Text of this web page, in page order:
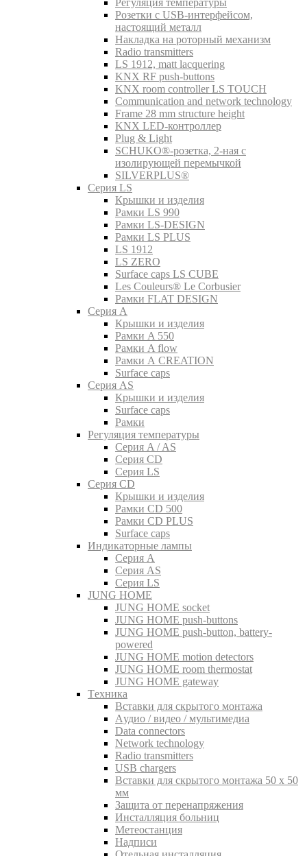
Регуляция температуры
Розетки с USB-интерфейсом,
настоящий металл
Накладка на роторный механизм
Radio transmitters
LS 1912, matt lacquering
KNX RF push-buttons
KNX room controller LS TOUCH
Communication and network technology
Frame 28 mm structure height
KNX LED-контроллер
Plug & Light
SCHUKO®-розетка, 2-ная с
изолирующей перемычкой
SILVERPLUS®
Серия LS
Крышки и изделия
Рамки LS 990
Рамки LS-DESIGN
Рамки LS PLUS
LS 1912
LS ZERO
Surface caps LS CUBE
Les Couleurs® Le Corbusier
Рамки FLAT DESIGN
Серия A
Крышки и изделия
Рамки A 550
Рамки A flow
Рамки A CREATION
Surface caps
Серия AS
Крышки и изделия
Surface caps
Рамки
Регуляция температуры
Серия A / AS
Серия CD
Серия LS
Серия CD
Крышки и изделия
Рамки CD 500
Рамки CD PLUS
Surface caps
Индикаторные лампы
Серия A
Серия AS
Серия LS
JUNG HOME
JUNG HOME socket
JUNG HOME push-buttons
JUNG HOME push-button, battery-
powered
JUNG HOME motion detectors
JUNG HOME room thermostat
JUNG HOME gateway
Tехника
Вставки для скрытого монтажа
Aудио / видео / мультимедиа
Data connectors
Network technology
Radio transmitters
USB chargers
Вставки для скрытого монтажа 50 x 50
мм
Защита от перенапряжения
Инсталляция больниц
Метеостанция
Надписи